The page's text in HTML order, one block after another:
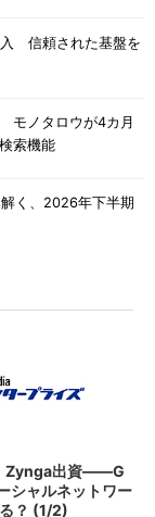
入 信頼された基盤を
モノタロウが4カ月
索機能
く、2026年下半期
Zynga出資――G
シャルネットワー
？ (1/2)